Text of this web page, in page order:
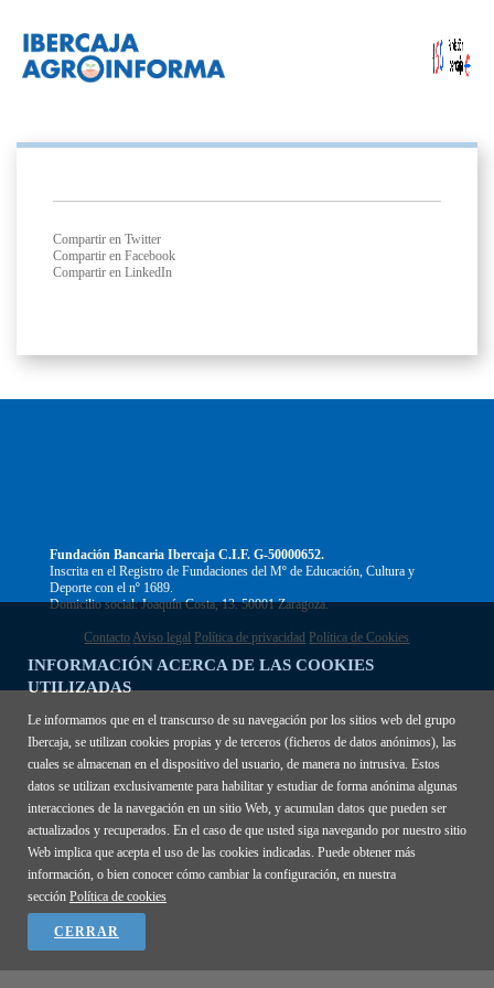
INFORMACIÓN ACERCA DE LAS COOKIES
UTILIZADAS
Le informamos que en el transcurso de su navegación por los sitios web del grupo
Ibercaja, se utilizan cookies propias y de terceros (ficheros de datos anónimos), las
cuales se almacenan en el dispositivo del usuario, de manera no intrusiva. Estos
datos se utilizan exclusivamente para habilitar y estudiar de forma anónima algunas
interacciones de la navegación en un sitio Web, y acumulan datos que pueden ser
actualizados y recuperados. En el caso de que usted siga navegando por nuestro sitio
Web implica que acepta el uso de las cookies indicadas. Puede obtener más
información, o bien conocer cómo cambiar la configuración, en nuestra
sección Política de cookies
CERRAR
Compartir en Twitter
Compartir en Facebook
Compartir en LinkedIn
Fundación Bancaria Ibercaja C.I.F. G-50000652.
Inscrita en el Registro de Fundaciones del Mº de Educación, Cultura y
Deporte con el nº 1689.
Domicilio social: Joaquín Costa, 13. 50001 Zaragoza.
Contacto Aviso legal Política de privacidad Política de Cookies